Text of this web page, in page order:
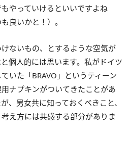
やっていけるといいですよね
良いかと！）。
ないもの、とするような空気が
個人的には思います。私がドイツ
いた「BRAVO」というティーン
ナプキンがついてきたことがあ
、男女共に知っておくべきこと、
え方には共感する部分がありま